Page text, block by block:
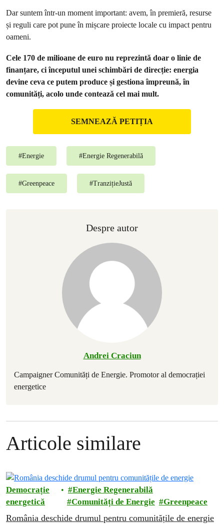
Dar suntem într-un moment important: avem, în premieră, resurse
și reguli care pot pune în mișcare proiecte locale cu impact pentru
oameni.
Cele 170 de milioane de euro nu reprezintă doar o linie de
finanțare, ci începutul unei schimbări de direcție: energia
devine ceva ce putem produce și gestiona împreună, în
comunități, acolo unde contează cel mai mult.
SEMNEAZĂ PETIȚIA
#Energie #Energie Regenerabilă
#Greenpeace #TranzițieJustă
Despre autor
Andrei Craciun
Campaigner Comunități de Energie. Promotor al democrației
energetice
Articole similare
Democrație
energetică
Energie Regenerabilă
Comunități de Energie
Greenpeace
România deschide drumul pentru comunitățile de energie